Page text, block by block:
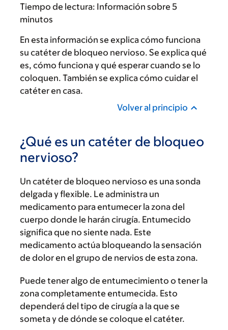
Tiempo de lectura: Información sobre 5
minutos
En esta información se explica cómo funciona
su catéter de bloqueo nervioso. Se explica qué
es, cómo funciona y qué esperar cuando se lo
coloquen. También se explica cómo cuidar el
catéter en casa.
Volver al principio
¿Qué es un catéter de bloqueo
nervioso?
Un catéter de bloqueo nervioso es una sonda
delgada y flexible. Le administra un
medicamento para entumecer la zona del
cuerpo donde le harán cirugía. Entumecido
significa que no siente nada. Este
medicamento actúa bloqueando la sensación
de dolor en el grupo de nervios de esta zona.
Puede tener algo de entumecimiento o tener la
zona completamente entumecida. Esto
dependerá del tipo de cirugía a la que se
someta y de dónde se coloque el catéter.